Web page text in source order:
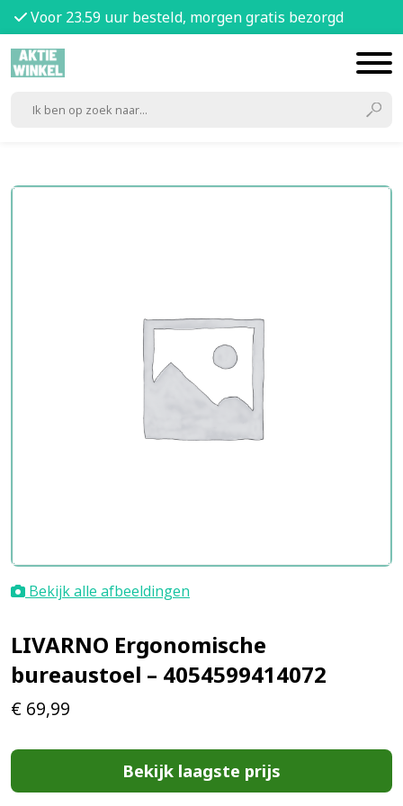
Voor 23.59 uur besteld, morgen gratis bezorgd
Bekijk alle afbeeldingen
LIVARNO Ergonomische
bureaustoel – 4054599414072
€ 69,99
Bekijk laagste prijs